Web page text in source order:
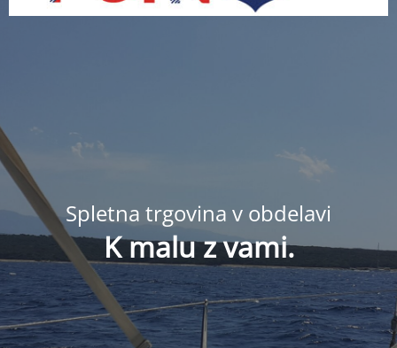
Spletna trgovina v obdelavi
K malu z vami.